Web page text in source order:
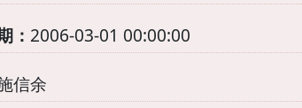
： 2006-03-01 00:00:00
信余